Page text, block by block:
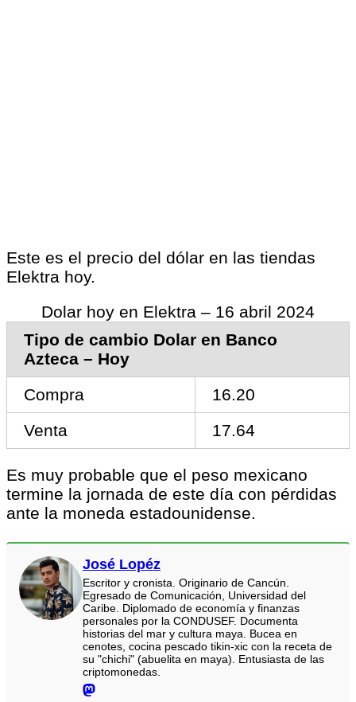
Este es el precio del dólar en las tiendas
Elektra hoy.
Dolar hoy en Elektra – 16 abril 2024
Tipo de cambio Dolar en Banco
Azteca – Hoy
Compra
16.20
Venta
17.64
Es muy probable que el peso mexicano
termine la jornada de este día con pérdidas
ante la moneda estadounidense.
José Lopéz
Escritor y cronista. Originario de Cancún.
Egresado de Comunicación, Universidad del
Caribe. Diplomado de economía y finanzas
personales por la CONDUSEF. Documenta
historias del mar y cultura maya. Bucea en
cenotes, cocina pescado tikin-xic con la receta de
su "chichi" (abuelita en maya). Entusiasta de las
criptomonedas.